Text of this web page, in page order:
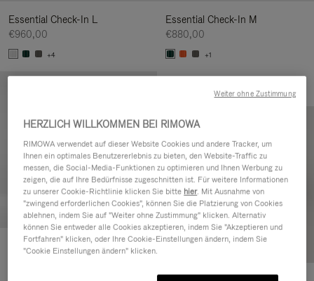
Essential Check-In L
€960,00
+4
Essential Check-In M
€880,00
+1
Essential Cabin
HERZLICH WILLKOMMEN BEI RIMOWA
RIMOWA verwendet auf dieser Website Cookies und andere Tracker, um
Ihnen ein optimales Benutzererlebnis zu bieten, den Website-Traffic zu
messen, die Social-Media-Funktionen zu optimieren und Ihnen Werbung zu
zeigen, die auf Ihre Bedürfnisse zugeschnitten ist. Für weitere Informationen
zu unserer Cookie-Richtlinie klicken Sie bitte hier. Mit Ausnahme von
"zwingend erforderlichen Cookies", können Sie die Platzierung von Cookies
ablehnen, indem Sie auf "Weiter ohne Zustimmung" klicken. Alternativ
können Sie entweder alle Cookies akzeptieren, indem Sie "Akzeptieren und
Fortfahren" klicken, oder Ihre Cookie-Einstellungen ändern, indem Sie
"Cookie Einstellungen ändern" klicken.
Weiter ohne Zustimmung